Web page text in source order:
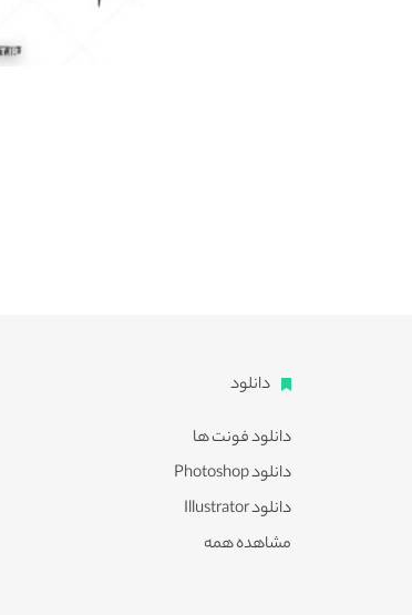
دانلود
دانلود فونت ها
دانلود Photoshop
دانلود Illustrator
مشاهده همه